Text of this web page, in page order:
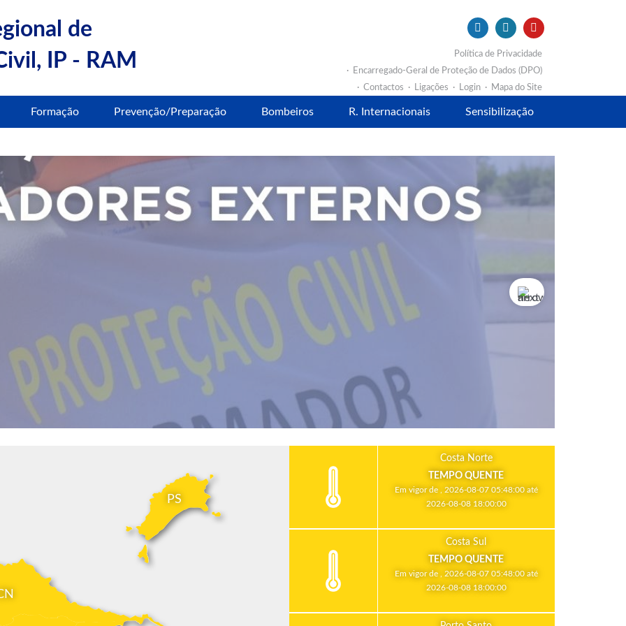
de
IP - RAM
Política de Privacidade
Encarregado-Geral de Proteção de Dados (DPO)
Contactos
Ligações Login Mapa do Site
Formação Prevenção/Preparação Bombeiros R. Internacionais Sensibilização
PS
Costa Norte
TEMPO QUENTE
Em vigor de , 2026-08-07 05:48:00 até
2026-08-08 18:00:00
Costa Sul
TEMPO QUENTE
Em vigor de , 2026-08-07 05:48:00 até
2026-08-08 18:00:00